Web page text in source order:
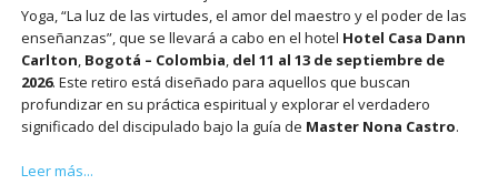
Yoga, “La luz de las virtudes, el amor del maestro y el poder de las
enseñanzas”, que se llevará a cabo en el hotel Hotel Casa Dann
Carlton Bogotá – Colombia del 11 al 13 de septiembre de
2026. Este retiro está diseñado para aquellos que buscan
profundizar en su práctica espiritual y explorar el verdadero
significado del discipulado bajo la guía de Master Nona Castro.
Leer más...Retiro